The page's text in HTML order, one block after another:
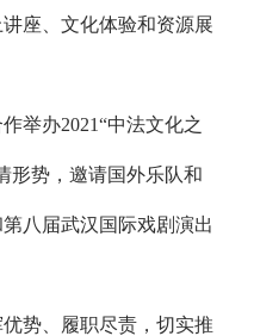
座、文化体验和资源展
办2021“中法文化之
形势，邀请国外乐队和
八届武汉国际戏剧演出
势、履职尽责，切实推